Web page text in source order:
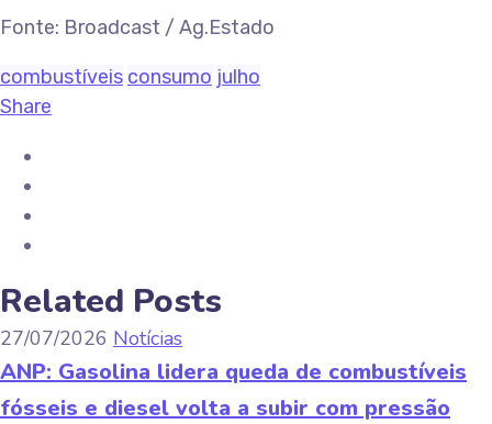
Fonte: Broadcast / Ag.Estado
combustíveis consumo julho
Share
Related Posts
27/07/2026 Notícias
ANP: Gasolina lidera queda de combustíveis
fósseis e diesel volta a subir com pressão